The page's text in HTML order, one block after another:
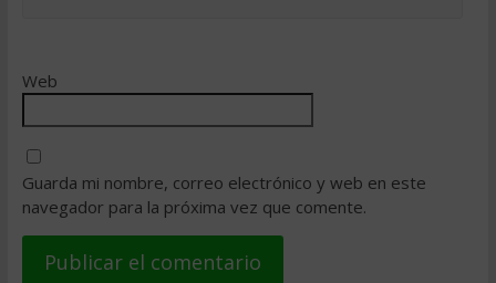
Web
Guarda mi nombre, correo electrónico y web en este
navegador para la próxima vez que comente.